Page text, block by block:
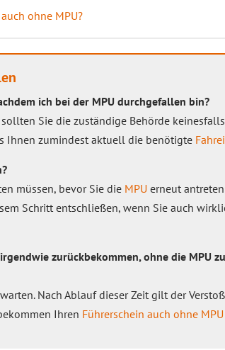
ohne MPU?
ich bei der MPU durchgefallen bin?
Sie die zuständige Behörde
Ihnen zumindest aktuell die benötigte
müssen, bevor Sie die MPU erneut
Schritt entschließen, wenn Sie auch
zurückbekommen, ohne die MPU
Nach Ablauf dieser Zeit gilt der
Ihren Führerschein auch ohne MPU